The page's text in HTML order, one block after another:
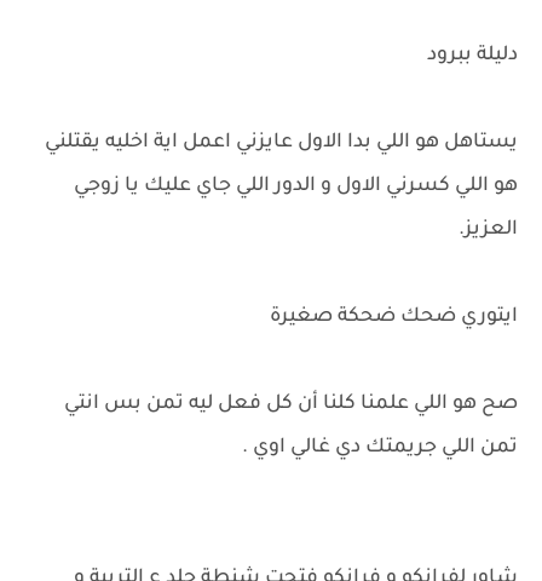
دليلة ببرود
يستاهل هو اللي بدا الاول عايزني اعمل اية اخليه يقتلني
هو اللي كسرني الاول و الدور اللي جاي عليك يا زوجي
العزيز.
ايتوري ضحك ضحكة صغيرة
صح هو اللي علمنا كلنا أن كل فعل ليه تمن بس انتي
تمن اللي جريمتك دي غالي اوي .